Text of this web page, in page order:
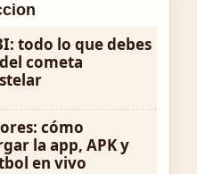
todo lo que debes
cometa
cómo
la app, APK y
en vivo